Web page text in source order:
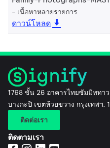
เนื้อหาหลายรายการ
ดาวน์โหลด
1768 ชั้น 26 อาคารไทยซัมมิททา
บางกะปิ เขตห้วยขวาง กรุงเทพฯ,
ติดต่อเรา
ติดตามเรา